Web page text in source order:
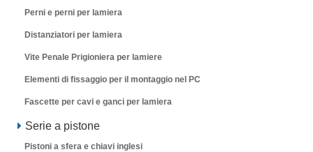
Perni e perni per lamiera
Distanziatori per lamiera
Vite Penale Prigioniera per lamiere
Elementi di fissaggio per il montaggio nel PC
Fascette per cavi e ganci per lamiera
Serie a pistone
Pistoni a sfera e chiavi inglesi